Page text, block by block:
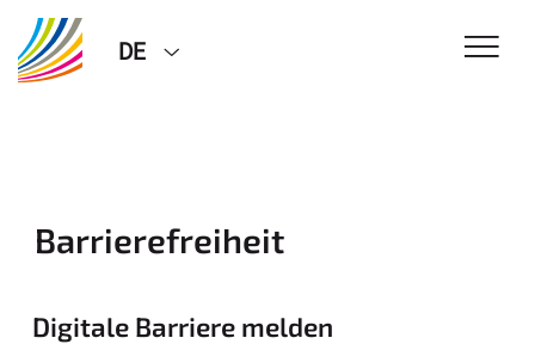
DE
Barrierefreiheit
Digitale Barriere melden